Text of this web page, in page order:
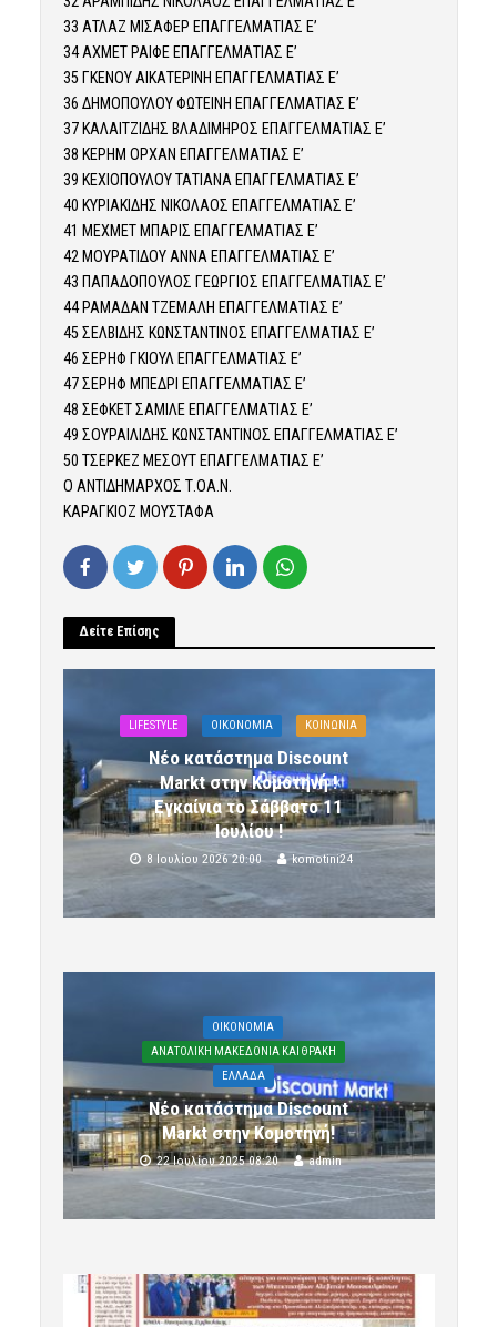
33 ΑΤΛΑΖ ΜΙΣΑΦΕΡ ΕΠΑΓΓΕΛΜΑΤΙΑΣ Ε’
34 ΑΧΜΕΤ ΡΑΙΦΕ ΕΠΑΓΓΕΛΜΑΤΙΑΣ Ε’
35 ΓΚΕΝΟΥ ΑΙΚΑΤΕΡΙΝΗ ΕΠΑΓΓΕΛΜΑΤΙΑΣ Ε’
36 ΔΗΜΟΠΟΥΛΟΥ ΦΩΤΕΙΝΗ ΕΠΑΓΓΕΛΜΑΤΙΑΣ Ε’
37 ΚΑΛΑΙΤΖΙΔΗΣ ΒΛΑΔΙΜΗΡΟΣ ΕΠΑΓΓΕΛΜΑΤΙΑΣ Ε’
38 ΚΕΡΗΜ ΟΡΧΑΝ ΕΠΑΓΓΕΛΜΑΤΙΑΣ Ε’
39 ΚΕΧΙΟΠΟΥΛΟΥ ΤΑΤΙΑΝΑ ΕΠΑΓΓΕΛΜΑΤΙΑΣ Ε’
40 ΚΥΡΙΑΚΙΔΗΣ ΝΙΚΟΛΑΟΣ ΕΠΑΓΓΕΛΜΑΤΙΑΣ Ε’
41 ΜΕΧΜΕΤ ΜΠΑΡΙΣ ΕΠΑΓΓΕΛΜΑΤΙΑΣ Ε’
42 ΜΟΥΡΑΤΙΔΟΥ ΑΝΝΑ ΕΠΑΓΓΕΛΜΑΤΙΑΣ Ε’
43 ΠΑΠΑΔΟΠΟΥΛΟΣ ΓΕΩΡΓΙΟΣ ΕΠΑΓΓΕΛΜΑΤΙΑΣ Ε’
44 ΡΑΜΑΔΑΝ ΤΖΕΜΑΛΗ ΕΠΑΓΓΕΛΜΑΤΙΑΣ Ε’
45 ΣΕΛΒΙΔΗΣ ΚΩΝΣΤΑΝΤΙΝΟΣ ΕΠΑΓΓΕΛΜΑΤΙΑΣ Ε’
46 ΣΕΡΗΦ ΓΚΙΟΥΛ ΕΠΑΓΓΕΛΜΑΤΙΑΣ Ε’
47 ΣΕΡΗΦ ΜΠΕΔΡΙ ΕΠΑΓΓΕΛΜΑΤΙΑΣ Ε’
48 ΣΕΦΚΕΤ ΣΑΜΙΛΕ ΕΠΑΓΓΕΛΜΑΤΙΑΣ Ε’
49 ΣΟΥΡΑΙΛΙΔΗΣ ΚΩΝΣΤΑΝΤΙΝΟΣ ΕΠΑΓΓΕΛΜΑΤΙΑΣ Ε’
50 ΤΣΕΡΚΕΖ ΜΕΣΟΥΤ ΕΠΑΓΓΕΛΜΑΤΙΑΣ Ε’
Ο ΑΝΤΙΔΗΜΑΡΧΟΣ Τ.ΟΑ.Ν.
ΚΑΡΑΓΚΙΟΖ ΜΟΥΣΤΑΦΑ
Δείτε Επίσης
LIFESTYLE OIKONOMIA ΚΟΙΝΩΝΙΑ
Νέο κατάστημα Discount
Markt στην Κομοτηνή !
Εγκαίνια το Σάββατο 11
Ιουλίου !
8 Ιουλίου 2026 20:00 komotini24
OIKONOMIA
ΑΝΑΤΟΛΙΚΗ ΜΑΚΕΔΟΝΙΑ ΚΑΙ ΘΡΑΚΗ
ΕΛΛΑΔΑ
Νέο κατάστημα Discount
Markt στην Κομοτηνή!
22 Ιουλίου 2025 08:20 admin